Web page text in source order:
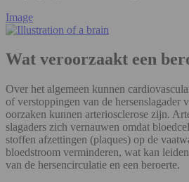
Image
Wat veroorzaakt een
Over het algemeen kunnen
of verstoppingen van de hersenslagader
oorzaken kunnen arteriosclerose zijn.
slagaders zich vernauwen omdat
stoffen afzettingen (plaques) op de
bloedstroom verminderen, wat kan
van de hersencirculatie en een beroerte.